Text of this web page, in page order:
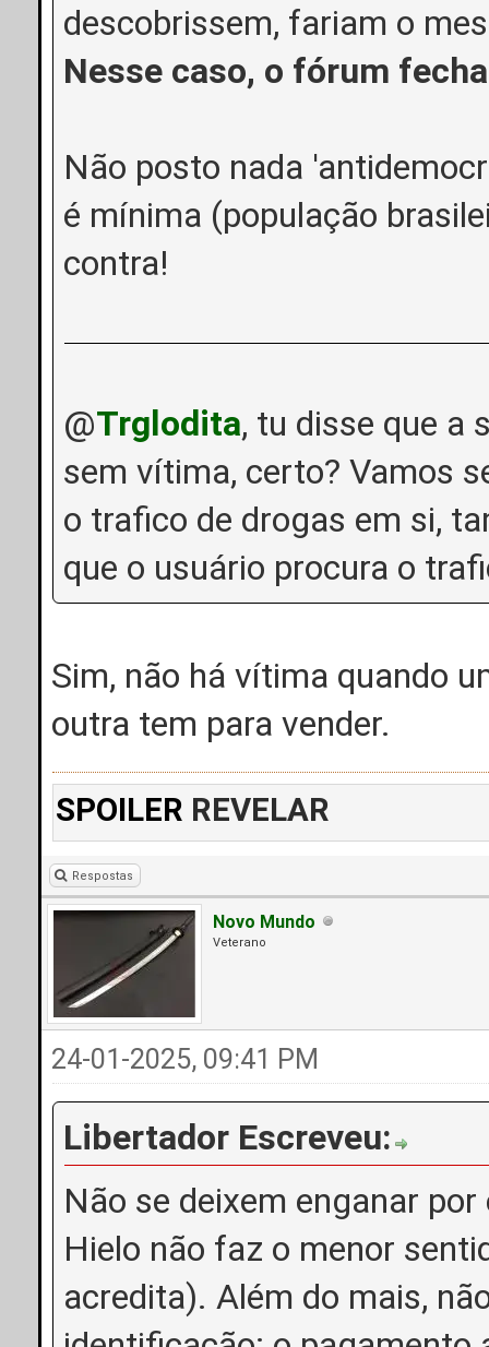
descobrissem, fariam o
Nesse caso, o fórum
Não posto nada
é mínima (população
contra!
@Trglodita, tu disse que a
sem vítima, certo? Vamos
o trafico de drogas em si,
que o usuário procura o
Sim, não há vítima quando
outra tem para vender.
SPOILER REVELAR
Respostas
Novo Mundo
Veterano
24-01-2025, 09:41 PM
Libertador Escreveu:
Não se deixem enganar
Hielo não faz o menor
acredita). Além do mais,